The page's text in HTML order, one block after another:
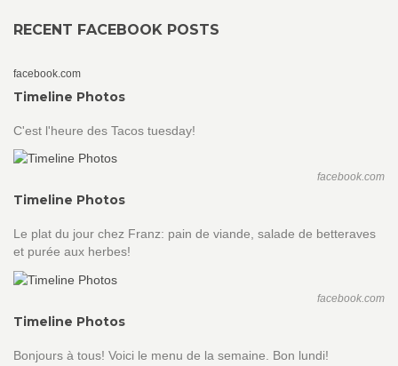
RECENT FACEBOOK POSTS
facebook.com
Timeline Photos
C'est l'heure des Tacos tuesday!
facebook.com
Timeline Photos
Le plat du jour chez Franz: pain de viande, salade de betteraves
et purée aux herbes!
facebook.com
Timeline Photos
Bonjours à tous! Voici le menu de la semaine. Bon lundi!